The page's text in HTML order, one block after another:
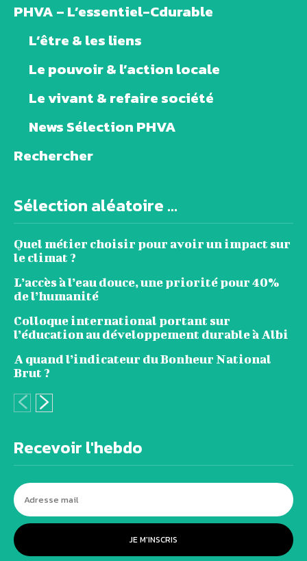
PHVA – L’essentiel-Cdurable
L’être & les liens
Le pouvoir & l’action locale
Le vivant & refaire société
News Sélection PHVA
Rechercher
Sélection aléatoire ...
Quel métier choisir pour avoir un impact sur
le climat ?
L’accès à l’eau douce, une priorité pour 40%
de l’humanité
Colloque international portant sur
l’éducation au développement durable à Albi
A quand l’indicateur du Bonheur National
Brut ?
Recevoir l'hebdo
JE M'INSCRIS